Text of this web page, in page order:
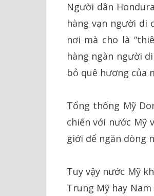
Người dân
hàng vạn người di
nơi mà cho là
hàng ngàn người
bỏ quê hương của
Tổng thống Mỹ
chiến với nước Mỹ
giới để ngăn dòng
Tuy vậy nước Mỹ
Trung Mỹ hay